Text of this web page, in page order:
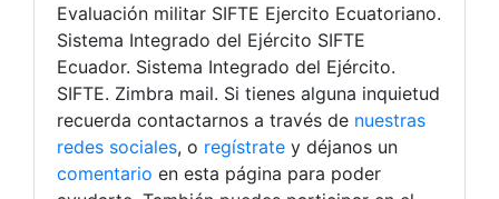
Evaluación militar SIFTE Ejercito Ecuatoriano.
Sistema Integrado del Ejército SIFTE
Ecuador. Sistema Integrado del Ejército.
SIFTE. Zimbra mail. Si tienes alguna inquietud
recuerda contactarnos a través de nuestras
redes sociales, o regístrate y déjanos un
comentario en esta página para poder